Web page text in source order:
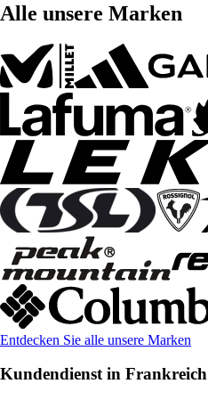
Alle unsere Marken
Entdecken Sie alle unsere Marken
Kundendienst in Frankreich